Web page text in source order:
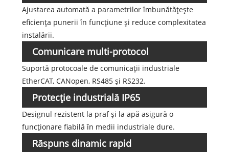
Ajustarea automată a parametrilor îmbunătățește
eficiența punerii în funcțiune și reduce complexitatea
instalării.
Comunicare multi-protocol
Suportă protocoale de comunicații industriale
EtherCAT, CANopen, RS485 și RS232.
Protecție industrială IP65
Designul rezistent la praf și la apă asigură o
funcționare fiabilă în medii industriale dure.
Răspuns dinamic rapid